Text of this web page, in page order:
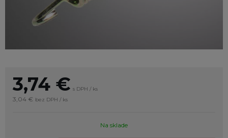
3,74 € s DPH / ks
3,04 € bez DPH / ks
Na sklade